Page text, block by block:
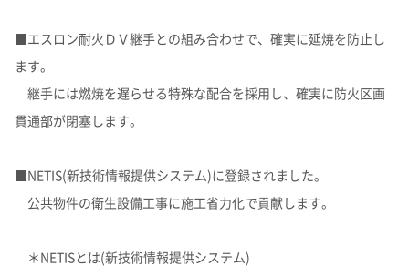
■エスロン耐火ＤＶ継手との組み合わせで、確実に延焼を防止し
ます。
継手には燃焼を遅らせる特殊な配合を採用し、確実に防火区画
貫通部が閉塞します。
■NETIS(新技術情報提供システム)に登録されました。
公共物件の衛生設備工事に施工省力化で貢献します。
＊NETISとは(新技術情報提供システム)